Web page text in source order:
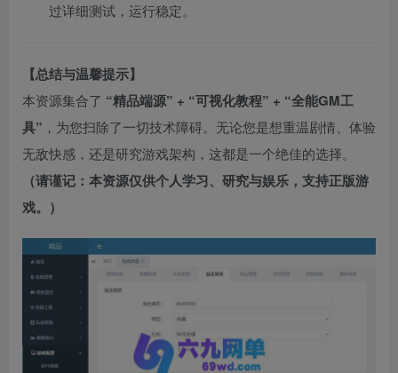
过详细测试，运行稳定。
【总结与温馨提示】
本资源集合了 “精品端源” + “可视化教程” + “全能GM工
具” ，为您扫除了一切技术障碍。无论您是想重温剧情、体验
无敌快感，还是研究游戏架构，这都是一个绝佳的选择。
（请谨记：本资源仅供个人学习、研究与娱乐，支持正版游
戏。）